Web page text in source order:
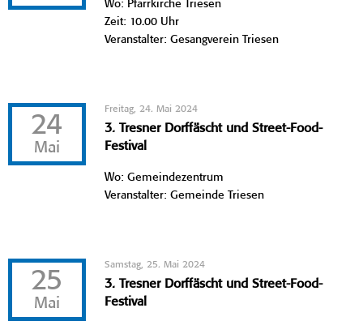
Wo: Pfarrkirche Triesen
Zeit: 10.00 Uhr
Veranstalter: Gesangverein Triesen
24
Mai
Freitag, 24. Mai 2024
3. Tresner Dorffäscht und Street-Food-
Festival
Wo: Gemeindezentrum
Veranstalter: Gemeinde Triesen
25
Mai
Samstag, 25. Mai 2024
3. Tresner Dorffäscht und Street-Food-
Festival